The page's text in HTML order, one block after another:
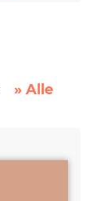
» Alle